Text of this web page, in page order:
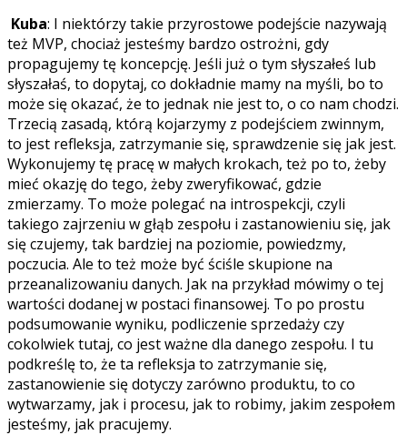
Kuba: I niektórzy takie przyrostowe podejście nazywają
też MVP, chociaż jesteśmy bardzo ostrożni, gdy
propagujemy tę koncepcję. Jeśli już o tym słyszałeś lub
słyszałaś, to dopytaj, co dokładnie mamy na myśli, bo to
może się okazać, że to jednak nie jest to, o co nam chodzi.
Trzecią zasadą, którą kojarzymy z podejściem zwinnym,
to jest refleksja, zatrzymanie się, sprawdzenie się jak jest.
Wykonujemy tę pracę w małych krokach, też po to, żeby
mieć okazję do tego, żeby zweryfikować, gdzie
zmierzamy. To może polegać na introspekcji, czyli
takiego zajrzeniu w głąb zespołu i zastanowieniu się, jak
się czujemy, tak bardziej na poziomie, powiedzmy,
poczucia. Ale to też może być ściśle skupione na
przeanalizowaniu danych. Jak na przykład mówimy o tej
wartości dodanej w postaci finansowej. To po prostu
podsumowanie wyniku, podliczenie sprzedaży czy
cokolwiek tutaj, co jest ważne dla danego zespołu. I tu
podkreślę to, że ta refleksja to zatrzymanie się,
zastanowienie się dotyczy zarówno produktu, to co
wytwarzamy, jak i procesu, jak to robimy, jakim zespołem
jesteśmy, jak pracujemy.